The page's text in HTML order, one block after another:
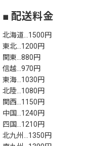
■ 配送料金
北海道…1500円
東北…1200円
関東…880円
信越…970円
東海…1030円
北陸…1080円
関西…1150円
中国…1240円
四国…1210円
北九州…1350円